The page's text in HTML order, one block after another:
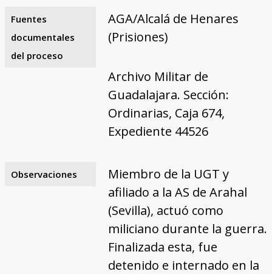
Fuentes
documentales
del proceso
AGA/Alcalá de Henares
(Prisiones)
Archivo Militar de
Guadalajara. Sección:
Ordinarias, Caja 674,
Expediente 44526
Observaciones
Miembro de la UGT y
afiliado a la AS de Arahal
(Sevilla), actuó como
miliciano durante la guerra.
Finalizada esta, fue
detenido e internado en la